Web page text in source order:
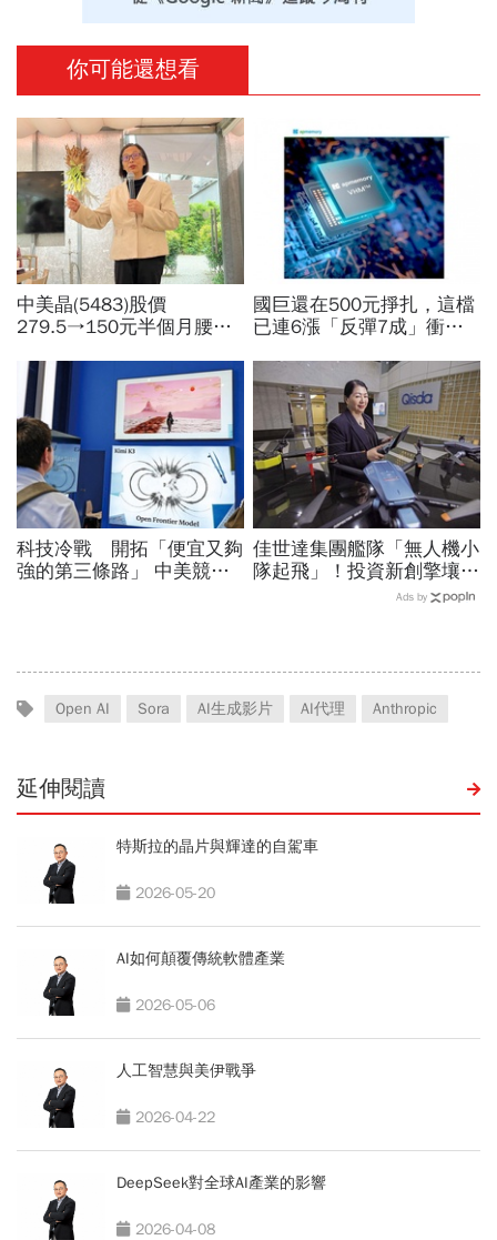
你可能還想看
中美晶(5483)股價
279.5→150元半個月腰
績、罕見抱屈自家股票：真
的被低估了
國巨還在500元掙扎，這檔
已連6漲「反彈7成」衝千
還有5成空間
科技冷戰 開拓「便宜又夠
強的第三條路」 中美競爭
佳世達集團艦隊「無人機小
隊起飛」！投資新創擎壤、
翔隆，總座親督軍養大精
Ads by
Open AI Sora AI生成影片 AI代理 Anthropic
延伸閱讀
特斯拉的晶片與輝達的自駕車
2026-05-20
AI如何顛覆傳統軟體產業
2026-05-06
人工智慧與美伊戰爭
2026-04-22
DeepSeek對全球AI產業的影響
2026-04-08